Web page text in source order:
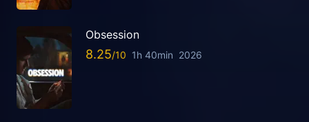
Obsession
8.25 1h 40min 2026